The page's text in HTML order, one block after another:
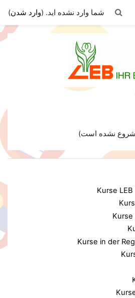
Toggle search input
شما وارد نشده اید. (وارد شدن)
شروع نشده است)
Kurse
Kurse in der